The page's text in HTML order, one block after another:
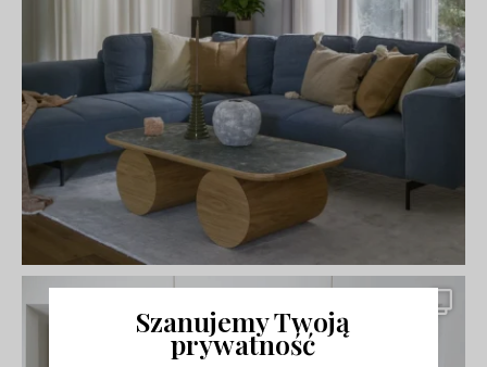
Szanujemy Twoją
prywatność